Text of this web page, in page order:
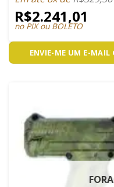
R$2.241,01
no PIX ou BOLETO
ENVIE-ME UM E-MAIL